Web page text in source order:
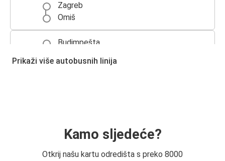
Zagreb
Omiš
Budimpešta
Omiš
Omiš
Prikaži više autobusnih linija
Kamo sljedeće?
Otkrij našu kartu odredišta s preko 8000